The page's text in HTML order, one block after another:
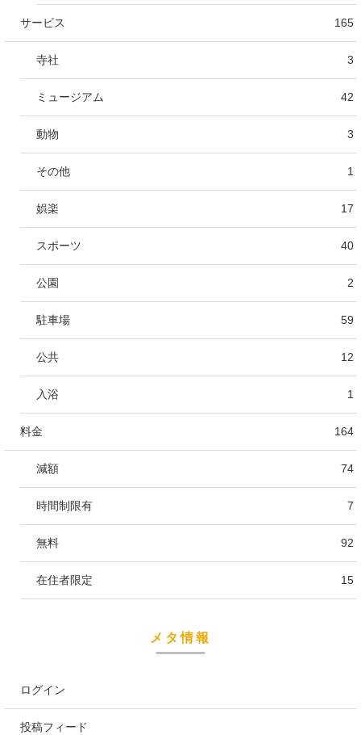
サービス 165
寺社 3
ミュージアム 42
動物 3
その他 1
娯楽 17
スポーツ 40
公園 2
駐車場 59
公共 12
入浴 1
料金 164
減額 74
時間制限有 7
無料 92
在住者限定 15
メタ情報
ログイン
投稿フィード